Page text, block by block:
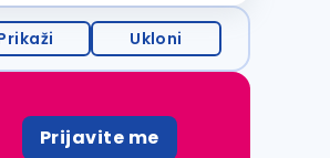
Ukloni
Prijavite me